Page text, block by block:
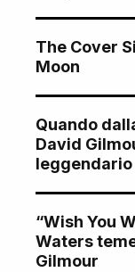
The Cover
Moon
Quando
David
leggendario
“Wish You
Waters
Gilmour